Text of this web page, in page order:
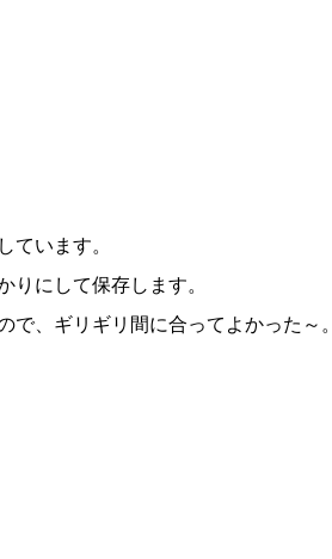
ています。
りにして保存します。
で、ギリギリ間に合ってよかった～。